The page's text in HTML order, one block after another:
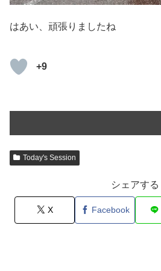
はあい、頑張りましたね
+9
Today's Session
シェアする
X Facebook